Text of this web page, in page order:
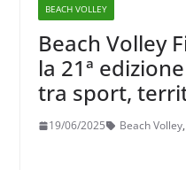
BEACH VOLLEY
Beach Volley
la 21ª
tra sport,
sostenibilità
19/06/2025 Beach Volley,